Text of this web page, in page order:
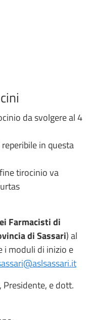
da svolgere al 4
in questa
tirocinio va
Farmacisti di
di Sassari) al
i moduli di inizio e
Presidente, e dott.